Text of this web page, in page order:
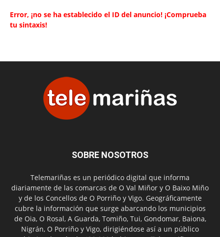
Error, ¡no se ha establecido el ID del anuncio! ¡Comprueba
tu sintaxis!
SOBRE NOSOTROS
Telemariñas es un periódico digital que informa
diariamente de las comarcas de O Val Miñor y O Baixo Miño
y de los Concellos de O Porriño y Vigo. Geográficamente
cubre la información que surge abarcando los municipios
de Oia, O Rosal, A Guarda, Tomiño, Tui, Gondomar, Baiona,
Nigrán, O Porriño y Vigo, dirigiéndose así a un público